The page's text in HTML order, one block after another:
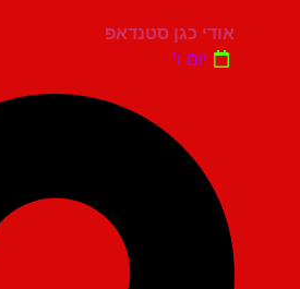
אודי כגן סטנדאפ
יום ו'